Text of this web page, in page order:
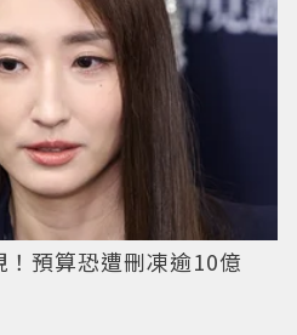
！預算恐遭刪凍逾10億